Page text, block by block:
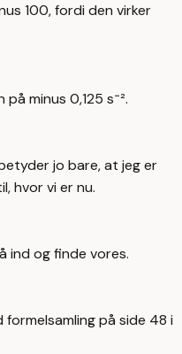
100, fordi den virker
minus 0,125 s⁻².
jo bare, at jeg er
hvor vi er nu.
ind og finde vores.
på side 48 i